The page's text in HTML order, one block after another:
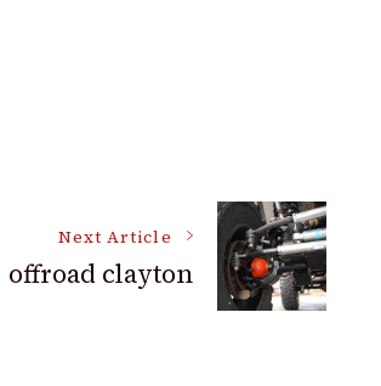
Next Article
offroad clayton